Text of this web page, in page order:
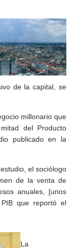
de la capital, se
millonario que
del Producto
publicado en la
el sociólogo
de la venta de
anuales, [unos
que reportó el
La